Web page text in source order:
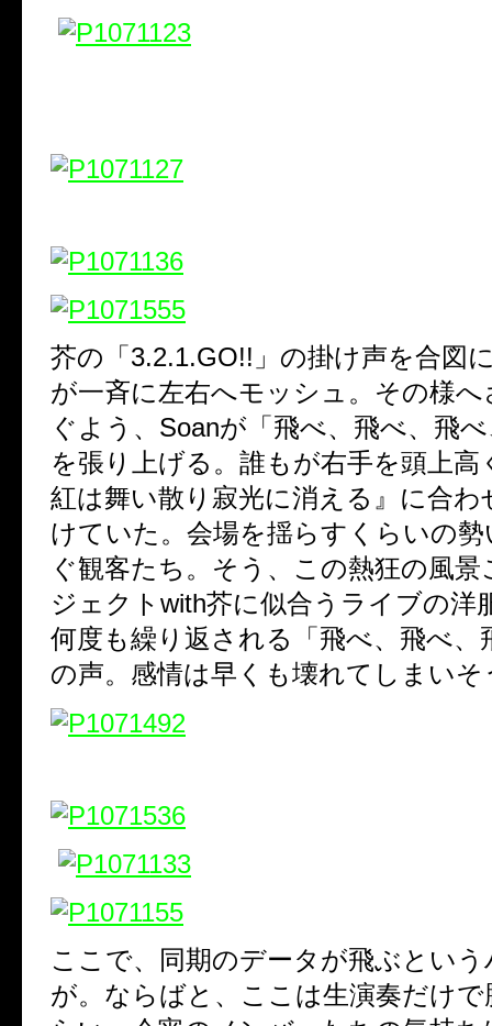
芥の「3.2.1.GO!!」の掛け声を合図
が一斉に左右へモッシュ。その様
ぐよう、Soanが「飛べ、飛べ、飛
を張り上げる。誰もが右手を頭上高
紅は舞い散り寂光に消える』に合わ
けていた。会場を揺らすくらいの
ぐ観客たち。そう、この熱狂の風景
ジェクトwith芥に似合うライブの洋
何度も繰り返される「飛べ、飛べ、
の声。感情は早くも壊れてしまいそ
ここで、同期のデータが飛ぶとい
が。ならばと、ここは生演奏だけ